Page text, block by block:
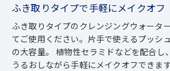
ふき取りタイプで手軽にメイクオフ
ふき取りタイプのクレンジングウォータ
てご使用ください。片手で使えるプッシ
の大容量。 植物性セラミドなどを配合し
うるおしながら手軽にメイクオフできま